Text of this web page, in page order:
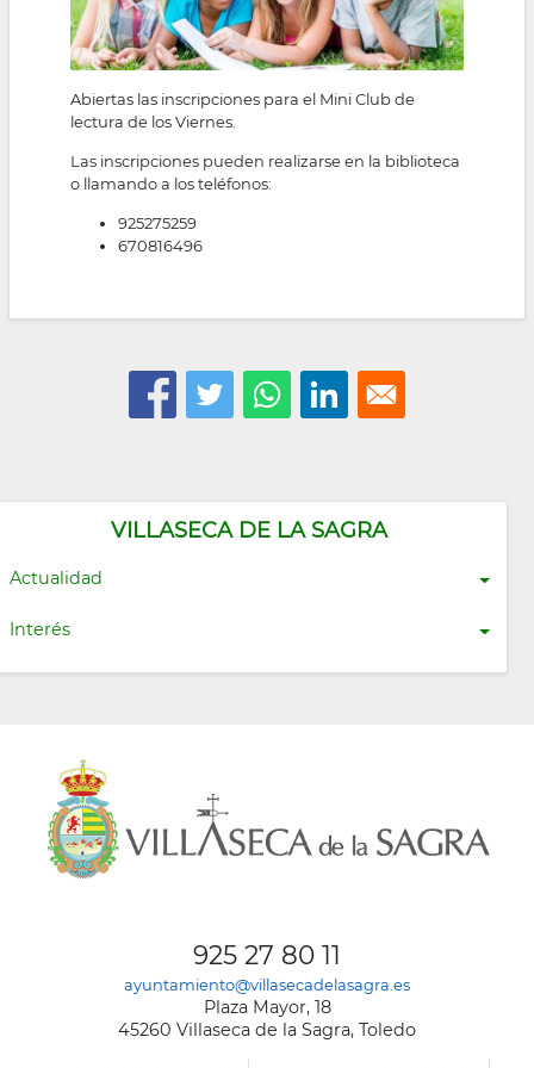
VILLASECA DE LA SAGRA
Actualidad
Interés
Abiertas las inscripciones para el Mini Club de
lectura de los Viernes.
Las inscripciones pueden realizarse en la biblioteca
o llamando a los teléfonos:
925275259
670816496
925 27 80 11
ayuntamiento@villasecadelasagra.es
Plaza Mayor, 18
45260 Villaseca de la Sagra, Toledo